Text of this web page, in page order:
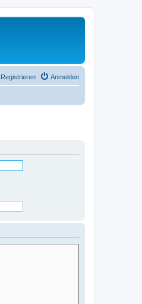
Anmelden
Registrieren